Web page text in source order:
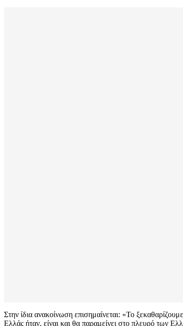
Στην ίδια ανακοίνωση επισημαίνεται: «Το
Ελλάς ήταν, είναι και θα παραμείνει στο πλευρό των